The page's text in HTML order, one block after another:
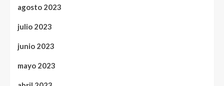
agosto 2023
julio 2023
junio 2023
mayo 2023